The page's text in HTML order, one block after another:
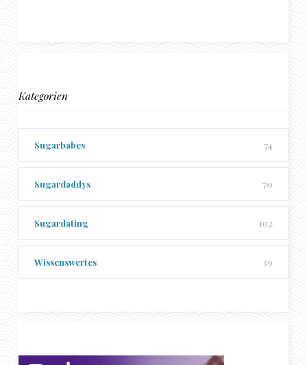
Kategorien
Sugarbabes 74
Sugardaddys 70
Sugardating 102
Wissenswertes 39